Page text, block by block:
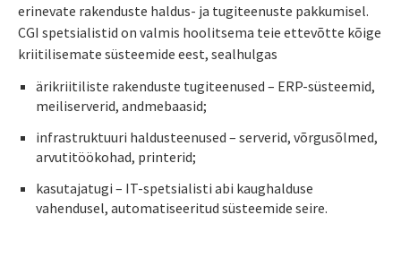
erinevate rakenduste haldus- ja tugiteenuste pakkumisel.
CGI spetsialistid on valmis hoolitsema teie ettevõtte kõige
kriitilisemate süsteemide eest, sealhulgas
ärikriitiliste rakenduste tugiteenused – ERP-süsteemid,
meiliserverid, andmebaasid;
infrastruktuuri haldusteenused – serverid, võrgusõlmed,
arvutitöökohad, printerid;
kasutajatugi – IT-spetsialisti abi kaughalduse
vahendusel, automatiseeritud süsteemide seire.